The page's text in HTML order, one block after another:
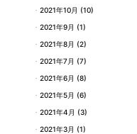
2021年10月 (10)
2021年9月 (1)
2021年8月 (2)
2021年7月 (7)
2021年6月 (8)
2021年5月 (6)
2021年4月 (3)
2021年3月 (1)